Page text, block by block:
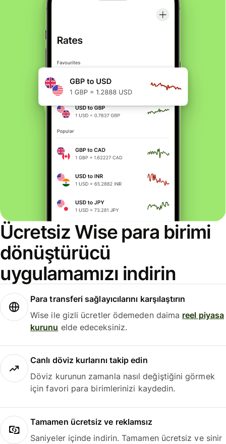
Ücretsiz Wise para birimi
dönüştürücü
uygulamamızı indirin
Para transferi sağlayıcılarını karşılaştırın
Wise ile gizli ücretler ödemeden daima reel piyasa
kurunu elde edeceksiniz.
Canlı döviz kurlarını takip edin
Döviz kurunun zamanla nasıl değiştiğini görmek
için favori para birimlerinizi kaydedin.
Tamamen ücretsiz ve reklamsız
Saniyeler içinde indirin. Tamamen ücretsiz ve sinir